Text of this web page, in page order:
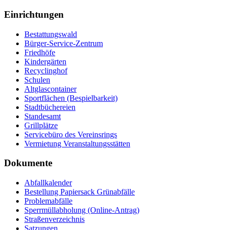
Einrichtungen
Bestattungswald
Bürger-Service-Zentrum
Friedhöfe
Kindergärten
Recyclinghof
Schulen
Altglascontainer
Sportflächen (Bespielbarkeit)
Stadtbüchereien
Standesamt
Grillplätze
Servicebüro des Vereinsrings
Vermietung Veranstaltungsstätten
Dokumente
Abfallkalender
Bestellung Papiersack Grünabfälle
Problemabfälle
Sperrmüllabholung (Online-Antrag)
Straßenverzeichnis